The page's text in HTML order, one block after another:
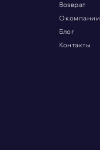
Возврат
О компании
Блог
Контакты